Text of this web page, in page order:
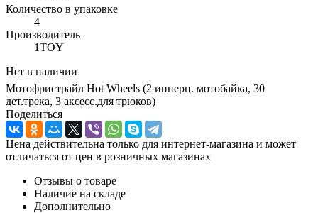
Количество в упаковке
4
Производитель
1TOY
Нет в наличии
Мотофристрайл Hot Wheels (2 иннерц. мотобайка, 30
дет.трека, 3 аксесс.для трюков)
Поделиться
Цена действительна только для интернет-магазина и может
отличаться от цен в розничных магазинах
Отзывы о товаре
Наличие на складе
Дополнительно